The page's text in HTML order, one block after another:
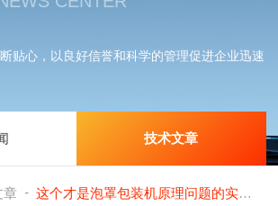
贴心，以良好信誉和科学的管理促进企业迅速
技术文章
章 - 这个才是泡罩包装机原理问题的实质！